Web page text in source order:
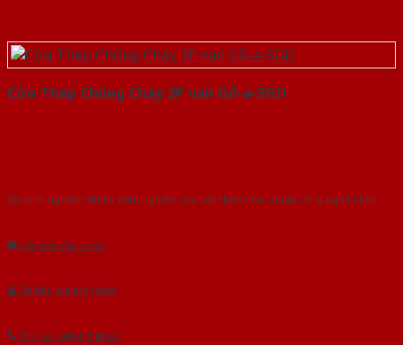
Cửa Thép Chống Cháy 2P van Gỗ-a-SGD
Với kinh nghiệm nhiêu năm nghiên cứu cửa theo tiêu chuẩn công nghệ Châu
Gửi yêu cầu tư vấn
Tải báo giá tổng hợp
Yêu cầu gọi lại (3 phút)